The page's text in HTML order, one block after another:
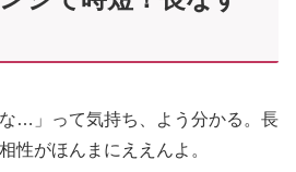
な…」って気持ち、よう分かる。長
性がほんまにええんよ。